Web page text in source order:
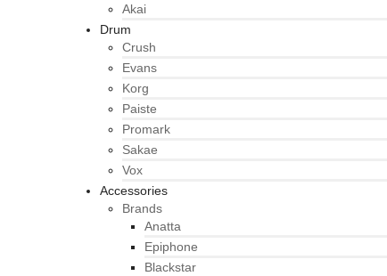
Akai
Drum
Crush
Evans
Korg
Paiste
Promark
Sakae
Vox
Accessories
Brands
Anatta
Epiphone
Blackstar